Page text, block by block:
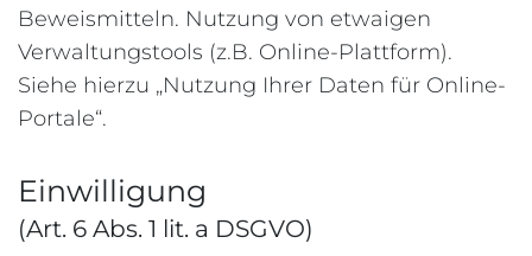
Beweismitteln. Nutzung von etwaigen
Verwaltungstools (z.B. Online-Plattform).
Siehe hierzu „Nutzung Ihrer Daten für Online-
Portale“.
Einwilligung
(Art. 6 Abs. 1 lit. a DSGVO)